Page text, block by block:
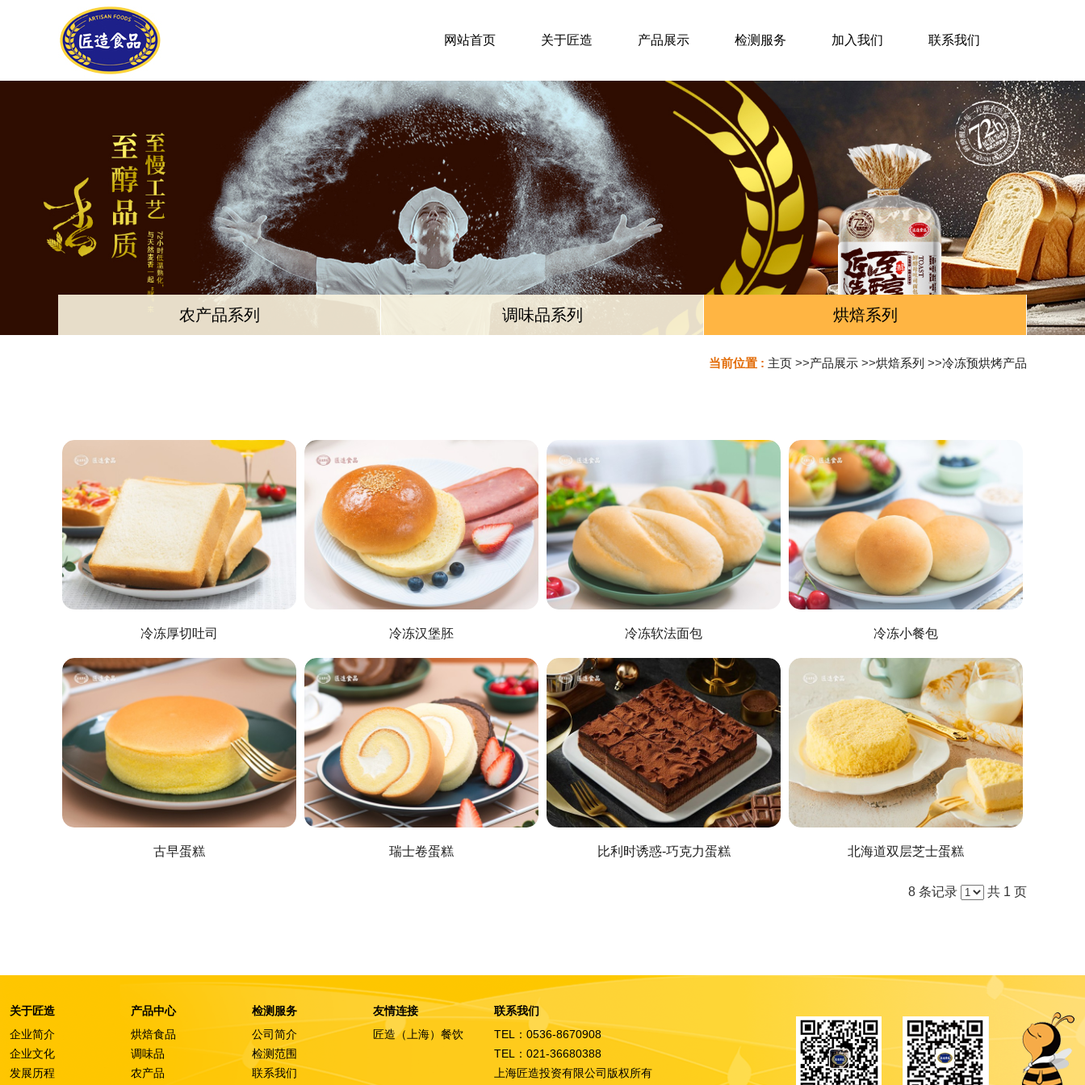
网站首页 关于匠造 产品展示 检测服务 加入我们 联系我们
当前位置 : 主页 >>产品展示 >>烘焙系列 >>冷冻预烘烤产品
农产品系列 调味品系列 烘焙系列
冷冻厚切吐司 冷冻汉堡胚 冷冻软法面包 冷冻小餐包
古早蛋糕 瑞士卷蛋糕 比利时诱惑-巧克力蛋糕 北海道双层芝士蛋糕
8 条记录 共 1 页
关于匠造
企业简介
企业文化
发展历程
产品中心
烘焙食品
调味品
农产品
检测服务
公司简介
检测范围
联系我们
友情连接
匠造（上海）餐饮
联系我们
TEL：0536-8670908
TEL：021-36680388
上海匠造投资有限公司版权所有